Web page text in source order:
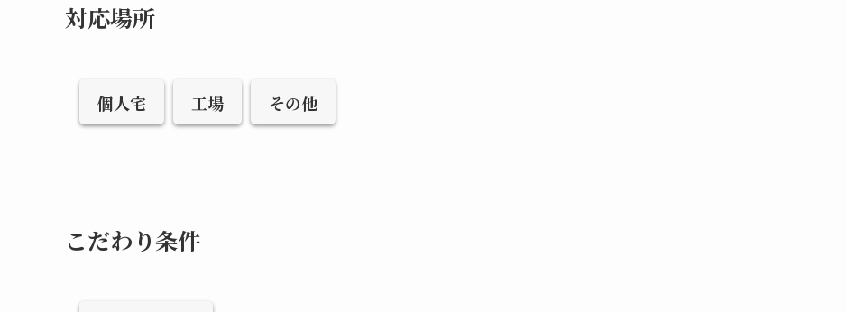
対応場所
個人宅 工場 その他
こだわり条件